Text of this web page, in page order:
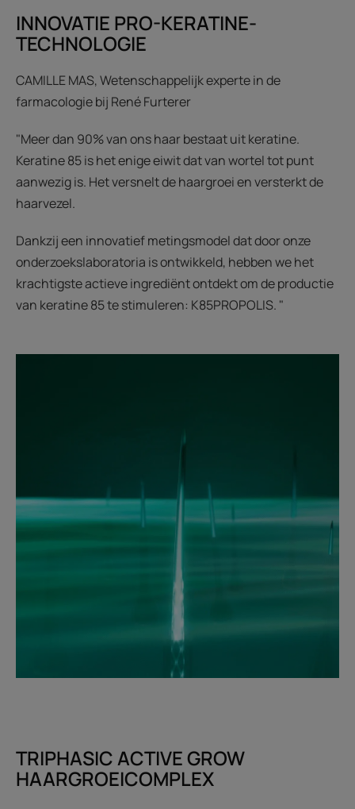
INNOVATIE PRO-KERATINE-
TECHNOLOGIE
CAMILLE MAS, Wetenschappelijk experte in de
farmacologie bij René Furterer
"Meer dan 90% van ons haar bestaat uit keratine.
Keratine 85 is het enige eiwit dat van wortel tot punt
aanwezig is. Het versnelt de haargroei en versterkt de
haarvezel.
Dankzij een innovatief metingsmodel dat door onze
onderzoekslaboratoria is ontwikkeld, hebben we het
krachtigste actieve ingrediënt ontdekt om de productie
van keratine 85 te stimuleren: K85PROPOLIS. "
TRIPHASIC ACTIVE GROW
HAARGROEICOMPLEX